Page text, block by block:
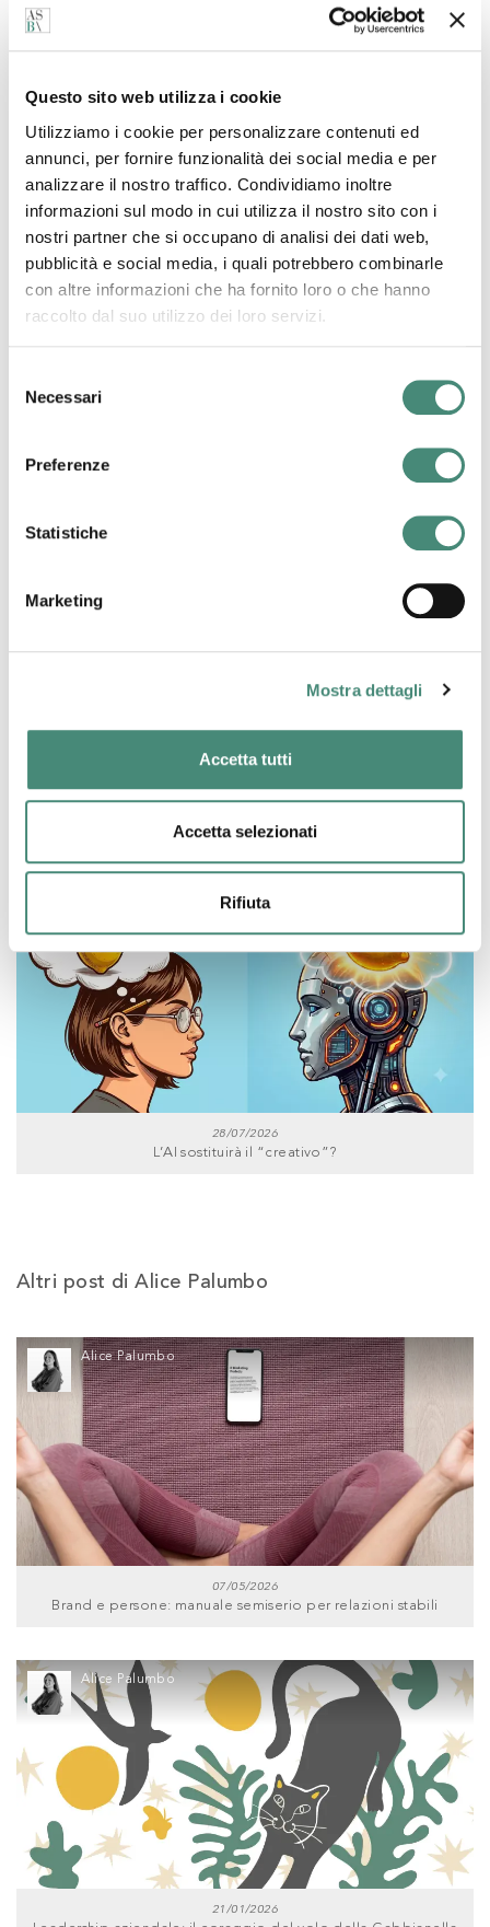
Questo sito web utilizza i cookie
Utilizziamo i cookie per personalizzare contenuti ed
annunci, per fornire funzionalità dei social media e per
analizzare il nostro traffico. Condividiamo inoltre
informazioni sul modo in cui utilizza il nostro sito con i
nostri partner che si occupano di analisi dei dati web,
pubblicità e social media, i quali potrebbero combinarle
con altre informazioni che ha fornito loro o che hanno
raccolto dal suo utilizzo dei loro servizi.
delNecessari
Preferenze
Statistiche
Marketing
Mostra dettagli
Accetta tutti
Accetta selezionati
Rifiuta
sentiate a casa. E soprattutto, al riparo da mal di testa
tecnologici.
Scopri la nuova ASB\ Academy e il programma
completo: https://asborsoni.com/it/academy
Altri post dal blog
Comunicazione social: il mito del controllo
28/07/2026
L’AI sostituirà il “creativo”?
Altri post di Alice Palumbo
07/05/2026
Brand e persone: manuale semiserio per relazioni stabili
Alice Palumbo
21/01/2026
Alice Palumbo